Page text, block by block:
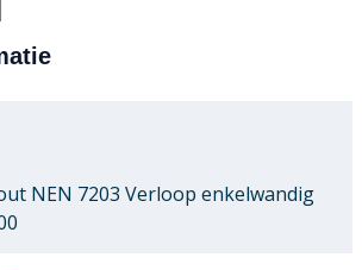
NEN 7203 Verloop enkelwandig